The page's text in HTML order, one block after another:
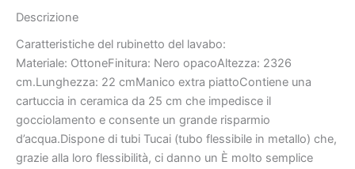
Descrizione
Caratteristiche del rubinetto del lavabo:
Materiale: OttoneFinitura: Nero opacoAltezza: 2326
cm.Lunghezza: 22 cmManico extra piattoContiene una
cartuccia in ceramica da 25 cm che impedisce il
gocciolamento e consente un grande risparmio
d’acqua.Dispone di tubi Tucai (tubo flessibile in metallo) che,
grazie alla loro flessibilità, ci danno un È molto semplice